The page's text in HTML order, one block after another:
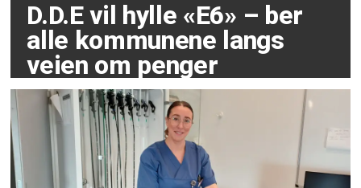
D.D.E vil hylle «E6» – ber
alle kommunene langs
veien om penger